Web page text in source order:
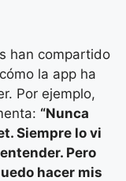
han compartido
la app ha
Por ejemplo,
“Nunca
Siempre lo vi
Pero
hacer mis